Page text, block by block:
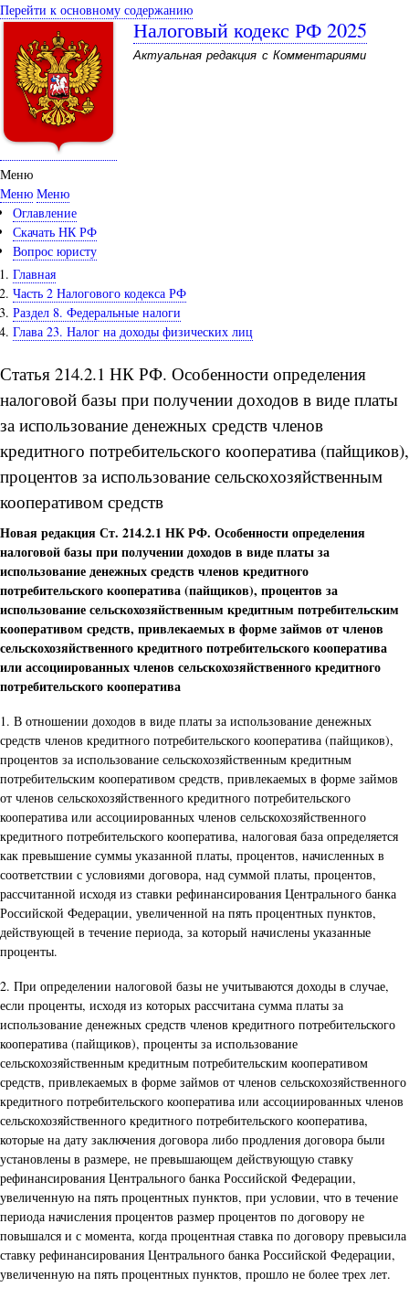
Перейти к основному содержанию
Налоговый кодекс РФ 2025
Актуальная редакция с Комментариями
Меню
Меню Меню
Оглавление
Скачать НК РФ
Вопрос юристу
Главная
Часть 2 Налогового кодекса РФ
Раздел 8. Федеральные налоги
Глава 23. Налог на доходы физических лиц
Статья 214.2.1 НК РФ. Особенности определения
налоговой базы при получении доходов в виде платы
за использование денежных средств членов
кредитного потребительского кооператива (пайщиков),
процентов за использование сельскохозяйственным
кооперативом средств
Новая редакция Ст. 214.2.1 НК РФ. Особенности определения
налоговой базы при получении доходов в виде платы за
использование денежных средств членов кредитного
потребительского кооператива (пайщиков), процентов за
использование сельскохозяйственным кредитным потребительским
кооперативом средств, привлекаемых в форме займов от членов
сельскохозяйственного кредитного потребительского кооператива
или ассоциированных членов сельскохозяйственного кредитного
потребительского кооператива
1. В отношении доходов в виде платы за использование денежных
средств членов кредитного потребительского кооператива (пайщиков),
процентов за использование сельскохозяйственным кредитным
потребительским кооперативом средств, привлекаемых в форме займов
от членов сельскохозяйственного кредитного потребительского
кооператива или ассоциированных членов сельскохозяйственного
кредитного потребительского кооператива, налоговая база определяется
как превышение суммы указанной платы, процентов, начисленных в
соответствии с условиями договора, над суммой платы, процентов,
рассчитанной исходя из ставки рефинансирования Центрального банка
Российской Федерации, увеличенной на пять процентных пунктов,
действующей в течение периода, за который начислены указанные
проценты.
2. При определении налоговой базы не учитываются доходы в случае,
если проценты, исходя из которых рассчитана сумма платы за
использование денежных средств членов кредитного потребительского
кооператива (пайщиков), проценты за использование
сельскохозяйственным кредитным потребительским кооперативом
средств, привлекаемых в форме займов от членов сельскохозяйственного
кредитного потребительского кооператива или ассоциированных членов
сельскохозяйственного кредитного потребительского кооператива,
которые на дату заключения договора либо продления договора были
установлены в размере, не превышающем действующую ставку
рефинансирования Центрального банка Российской Федерации,
увеличенную на пять процентных пунктов, при условии, что в течение
периода начисления процентов размер процентов по договору не
повышался и с момента, когда процентная ставка по договору превысила
ставку рефинансирования Центрального банка Российской Федерации,
увеличенную на пять процентных пунктов, прошло не более трех лет.